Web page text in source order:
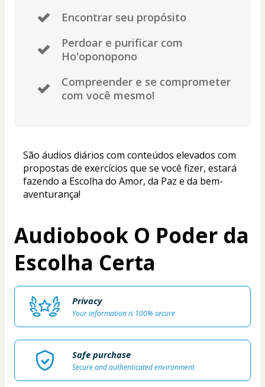
Encontrar seu propósito
Perdoar e purificar com
Ho'oponopono
Compreender e se comprometer
com você mesmo!
São áudios diários com conteúdos elevados com
propostas de exercícios que se você fizer, estará
fazendo a Escolha do Amor, da Paz e da bem-
aventurança!
Audiobook O Poder da
Escolha Certa
Privacy
Your information is 100% secure
Safe purchase
Secure and authenticated environment